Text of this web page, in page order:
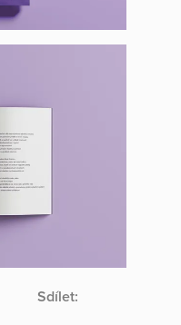
Sdílet: